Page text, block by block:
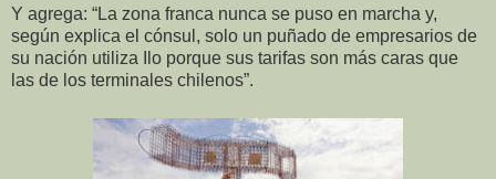
Y agrega: “La zona franca nunca se puso en marcha y,
según explica el cónsul, solo un puñado de empresarios de
su nación utiliza Ilo porque sus tarifas son más caras que
las de los terminales chilenos”.